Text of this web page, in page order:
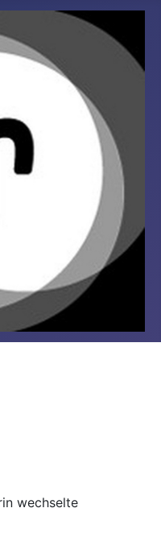
wechselte